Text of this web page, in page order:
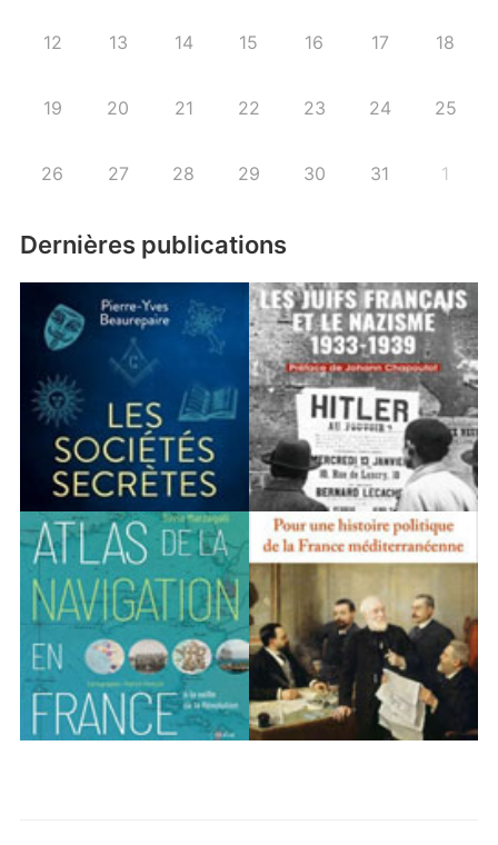
12 13 14 15 16 17 18
19 20 21 22 23 24 25
26 27 28 29 30 31 1
Dernières publications